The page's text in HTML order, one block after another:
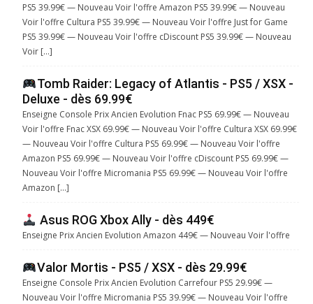
PS5 39.99€ — Nouveau Voir l'offre Amazon PS5 39.99€ — Nouveau
Voir l'offre Cultura PS5 39.99€ — Nouveau Voir l'offre Just for Game
PS5 39.99€ — Nouveau Voir l'offre cDiscount PS5 39.99€ — Nouveau
Voir […]
Tomb Raider: Legacy of Atlantis - PS5 / XSX -
Deluxe - dès 69.99€
Enseigne Console Prix Ancien Evolution Fnac PS5 69.99€ — Nouveau
Voir l'offre Fnac XSX 69.99€ — Nouveau Voir l'offre Cultura XSX 69.99€
— Nouveau Voir l'offre Cultura PS5 69.99€ — Nouveau Voir l'offre
Amazon PS5 69.99€ — Nouveau Voir l'offre cDiscount PS5 69.99€ —
Nouveau Voir l'offre Micromania PS5 69.99€ — Nouveau Voir l'offre
Amazon […]
Asus ROG Xbox Ally - dès 449€
Enseigne Prix Ancien Evolution Amazon 449€ — Nouveau Voir l'offre
Valor Mortis - PS5 / XSX - dès 29.99€
Enseigne Console Prix Ancien Evolution Carrefour PS5 29.99€ —
Nouveau Voir l'offre Micromania PS5 39.99€ — Nouveau Voir l'offre